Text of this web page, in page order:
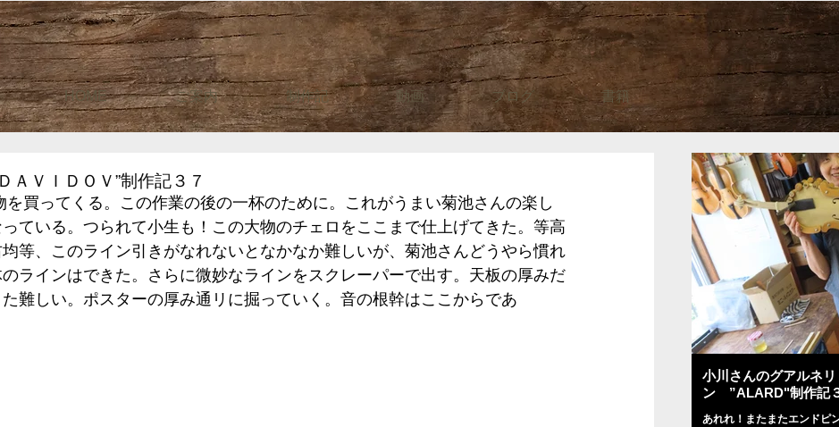
HOME ご案内 制作記 動画 ブログ 書籍
ＡＶＩＤＯＶ”制作記３７
ている。つられて小生も！この大物のチェロをここまで仕上げてきた。等高
等、このライン引きがなれないとなかなか難しいが、菊池さんどうやら慣れ
ラインはできた。さらに微妙なラインをスクレーパーで出す。天板の厚みだ
た難しい。ポスターの厚み通リに掘っていく。音の根幹はここからであ
小川さんのグアルネ
ン ”ALARD"制作記
あれれ！またまたエンドピ